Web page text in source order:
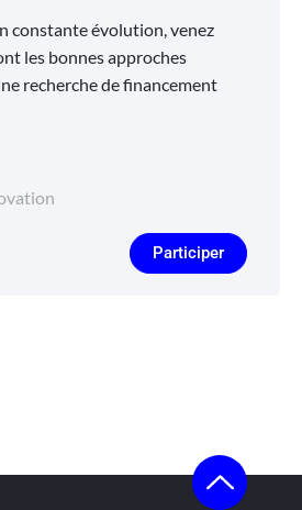
constante évolution, venez
les bonnes approches
recherche de financement
Participer